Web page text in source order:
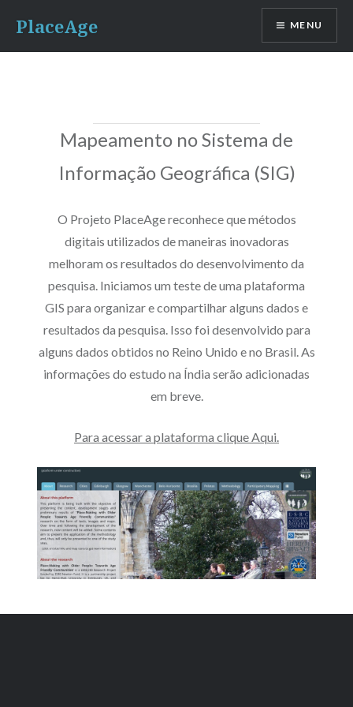
para
conteúdo
PlaceAge MENU
Mapeamento no Sistema de
Informação Geográfica (SIG)
O Projeto PlaceAge reconhece que métodos
digitais utilizados de maneiras inovadoras
melhoram os resultados do desenvolvimento da
pesquisa. Iniciamos um teste de uma plataforma
GIS para organizar e compartilhar alguns dados e
resultados da pesquisa. Isso foi desenvolvido para
alguns dados obtidos no Reino Unido e no Brasil. As
informações do estudo na Índia serão adicionadas
em breve.
Para acessar a plataforma clique Aqui.